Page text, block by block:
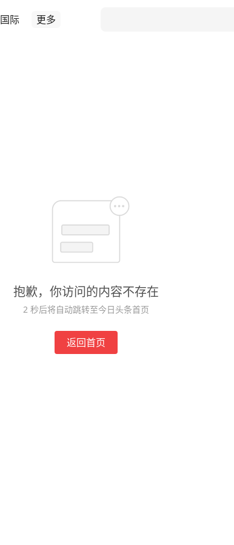
国际 更多
抱歉，你访问的内容不存在
2 秒后将自动跳转至今日头条首页
返回首页